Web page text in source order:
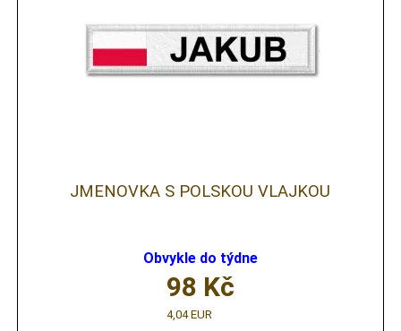
JMENOVKA S POLSKOU VLAJKOU
Obvykle do týdne
98 Kč
4,04 EUR